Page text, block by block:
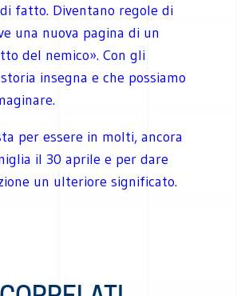
fatto. Diventano regole di
una nuova pagina di un
del nemico». Con gli
insegna e che possiamo
per essere in molti, ancora
il 30 aprile e per dare
un ulteriore significato.